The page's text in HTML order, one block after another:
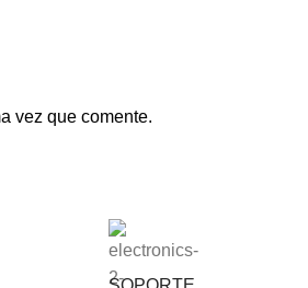
vez que comente.